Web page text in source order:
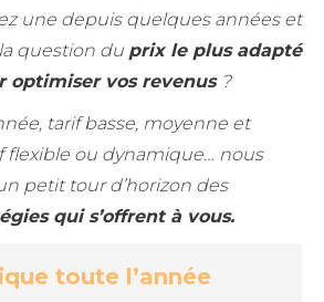
une depuis quelques années et
question du prix le plus adapté
optimiser vos revenus ?
tarif basse, moyenne et
flexible ou dynamique… nous
petit tour d’horizon des
qui s’offrent à vous.
toute l’année